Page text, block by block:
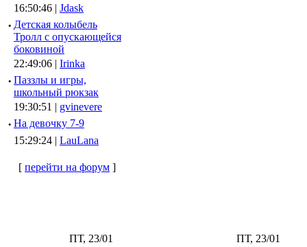
16:50:46 | Jdask
· Детская колыбель
Тролл с опускающейся
боковиной
22:49:06 | Irinka
· Паззлы и игры,
школьный рюкзак
19:30:51 | gvinevere
· Hа девочку 7-9
15:29:24 | LauLana
[ перейти на форум ]
ПТ, 23/01
ПТ, 23/01